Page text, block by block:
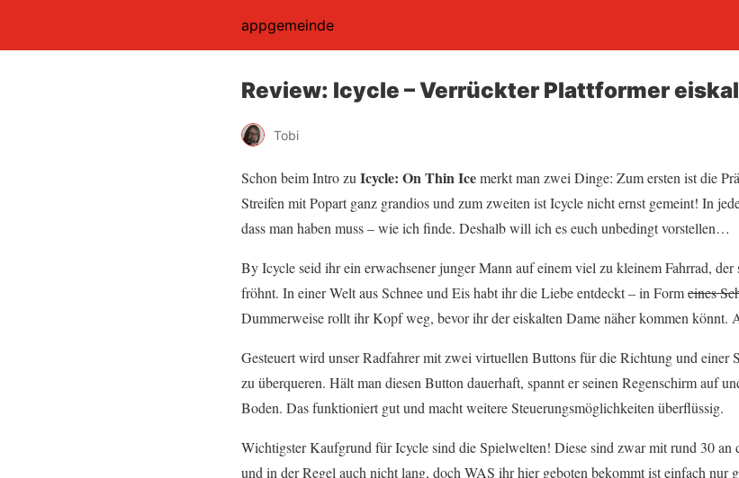
appgemeinde
Review: Icycle – Verrückter Plattformer
Tobi
Schon beim Intro zu Icycle: On Thin Icemerkt man zwei Dinge: Zum ersten ist die
Streifen mit Popart ganz grandios und zum zweiten ist Icycle nicht ernst gemeint! In
dass man haben muss – wie ich finde. Deshalb will ich es euch unbedingt vorstellen…
By Icycle seid ihr ein erwachsener junger Mann auf einem viel zu kleinem Fahrrad,
fröhnt. In einer Welt aus Schnee und Eis habt ihr die Liebe entdeckt – in Formeines
Dummerweise rollt ihr Kopf weg, bevor ihr der eiskalten Dame näher kommen könnt.
Gesteuert wird unser Radfahrer mit zwei virtuellen Buttons für die Richtung und einer
zu überqueren. Hält man diesen Button dauerhaft, spannt er seinen Regenschirm auf
Boden. Das funktioniert gut und macht weitere Steuerungsmöglichkeiten überflüssig.
Wichtigster Kaufgrund für Icycle sind die Spielwelten! Diese sind zwar mit rund 30 an
und in der Regel auch nicht lang, doch WAS ihr hier geboten bekommt ist einfach nur